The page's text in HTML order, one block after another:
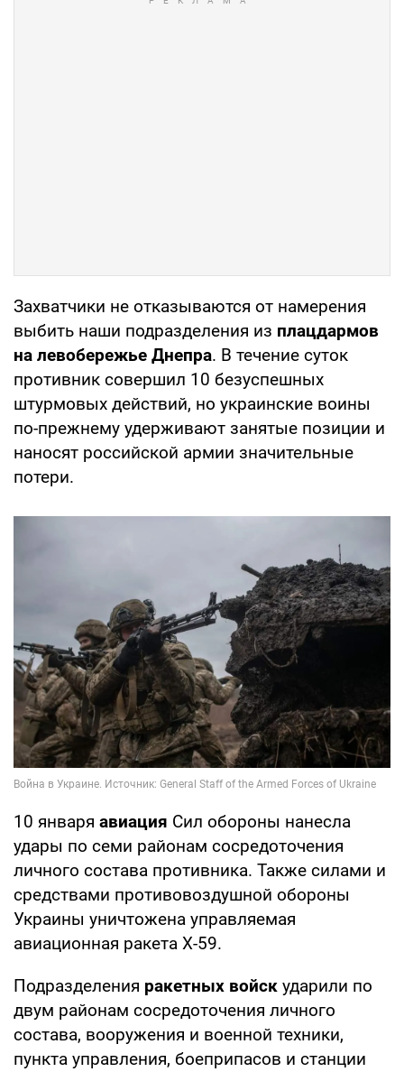
Захватчики не отказываются от намерения
выбить наши подразделения из плацдармов
на левобережье Днепра. В течение суток
противник совершил 10 безуспешных
штурмовых действий, но украинские воины
по-прежнему удерживают занятые позиции и
наносят российской армии значительные
потери.
10 января авиация Сил обороны нанесла
удары по семи районам сосредоточения
личного состава противника. Также силами и
средствами противовоздушной обороны
Украины уничтожена управляемая
авиационная ракета Х-59.
Подразделения ракетных войск ударили по
двум районам сосредоточения личного
состава, вооружения и военной техники,
пункта управления, боеприпасов и станции